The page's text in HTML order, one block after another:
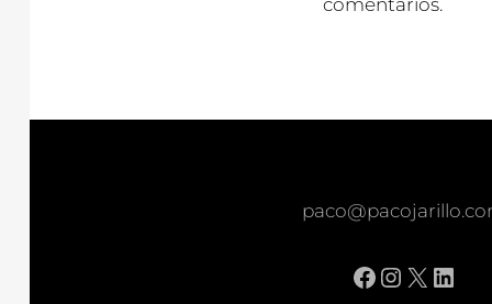
comentarios.
Facebook
X